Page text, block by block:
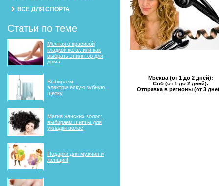
ВСЕ ДЛЯ СПОРТА
Статьи по теме
Мечтая о красивой
гладкой коже, или как
выбрать эпилятор для
дома
Выбираем
электрическую зубную
щетку
Магия женских волос:
выбираем щипцы для
укладки волос
Подарки для мужчин и
женщин!
Москва (от 1 до 2 дней):
Спб (от 1 до 2 дней):
Отправка в регионы (от 3